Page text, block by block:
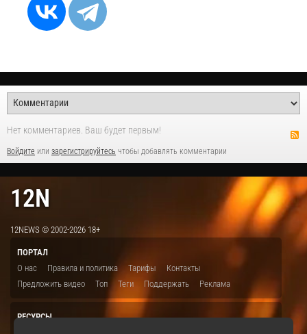
Нет комментариев. Ваш будет первым!
Войдите или зарегистрируйтесь чтобы добавлять комментарии
12N
12NEWS © 2002-2026 18+
ПОРТАЛ
О нас
Правила и политика Тарифы
Контакты
Предложить видео
Топ Теги Поддержать Реклама
РЕСУРСЫ